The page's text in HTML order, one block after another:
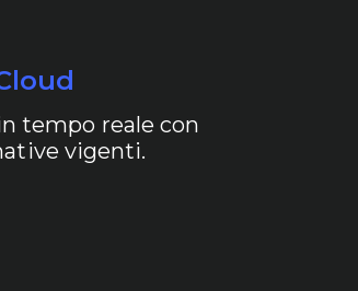
tempo reale con
vigenti.